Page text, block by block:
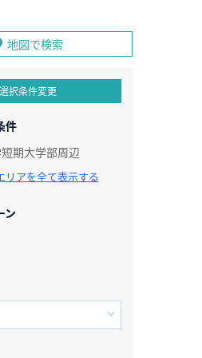
地図で検索
選択条件変更
件
期大学部周辺
リアを全て表示する
ン